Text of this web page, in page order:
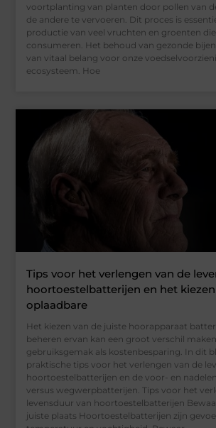
voortplanting van planten door pollen van
de andere te vervoeren. Dit proces is
productie van veel vruchten en groenten
consumeren. Het behoud van gezonde
van vitaal belang voor onze
ecosysteem. Hoe
Tips voor het verlengen van de
hoortoestelbatterijen en het
oplaadbare
Het kiezen van de juiste hoorapparaat
beheren ervan kan een groot verschil
gebruiksgemak als kostenbesparing. In dit
praktische tips voor het verlengen van de
hoortoestelbatterijen en de voor- en
versus wegwerpbatterijen. Tips voor het
levensduur van hoortoestelbatterijen
juiste plaats Hoortoestelbatterijen zijn